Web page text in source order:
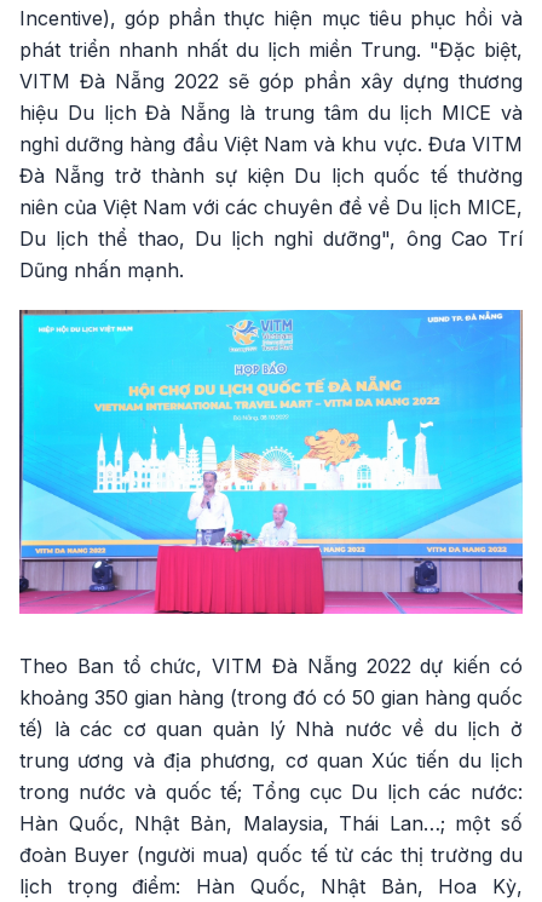
Incentive), góp phần thực hiện mục tiêu phục hồi và
phát triển nhanh nhất du lịch miền Trung. "Đặc biệt,
VITM Đà Nẵng 2022 sẽ góp phần xây dựng thương
hiệu Du lịch Đà Nẵng là trung tâm du lịch MICE và
nghỉ dưỡng hàng đầu Việt Nam và khu vực. Đưa VITM
Đà Nẵng trở thành sự kiện Du lịch quốc tế thường
niên của Việt Nam với các chuyên đề về Du lịch MICE,
Du lịch thể thao, Du lịch nghỉ dưỡng", ông Cao Trí
Dũng nhấn mạnh.
Theo Ban tổ chức, VITM Đà Nẵng 2022 dự kiến có
khoảng 350 gian hàng (trong đó có 50 gian hàng quốc
tế) là các cơ quan quản lý Nhà nước về du lịch ở
trung ương và địa phương, cơ quan Xúc tiến du lịch
trong nước và quốc tế; Tổng cục Du lịch các nước:
Hàn Quốc, Nhật Bản, Malaysia, Thái Lan…; một số
đoàn Buyer (người mua) quốc tế từ các thị trường du
lịch trọng điểm: Hàn Quốc, Nhật Bản, Hoa Kỳ,